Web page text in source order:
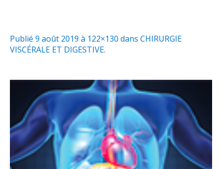
Publié 9 août 2019 à 122×130 dans CHIRURGIE
VISCÉRALE ET DIGESTIVE.